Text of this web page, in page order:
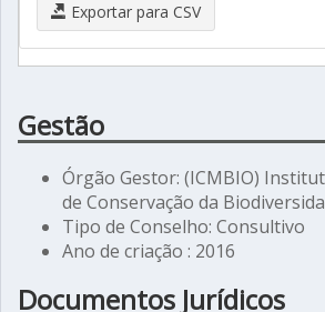
Exportar para CSV
Gestão
Órgão Gestor: (ICMBIO)
de Conservação da
Tipo de Conselho: Consultivo
Ano de criação : 2016
Documentos Jurídicos